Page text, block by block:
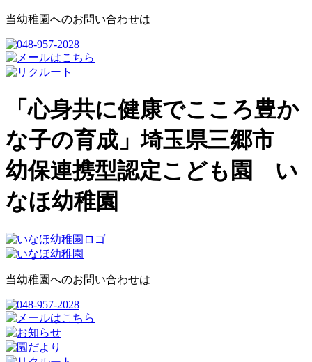
当幼稚園へのお問い合わせは
「心身共に健康でこころ豊か
な子の育成」埼玉県三郷市
幼保連携型認定こども園 い
なほ幼稚園
当幼稚園へのお問い合わせは